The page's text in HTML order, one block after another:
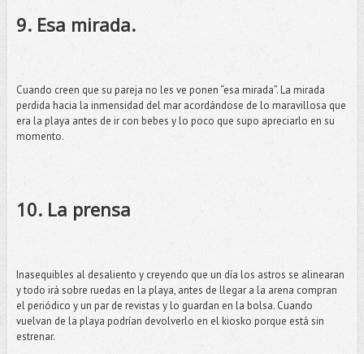
9. Esa mirada.
Cuando creen que su pareja no les ve ponen “esa mirada”. La mirada
perdida hacia la inmensidad del mar acordándose de lo maravillosa que
era la playa antes de ir con bebes y lo poco que supo apreciarlo en su
momento.
10. La prensa
Inasequibles al desaliento y creyendo que un día los astros se alinearan
y todo irá sobre ruedas en la playa, antes de llegar a la arena compran
el periódico y un par de revistas y lo guardan en la bolsa. Cuando
vuelvan de la playa podrían devolverlo en el kiosko porque está sin
estrenar.